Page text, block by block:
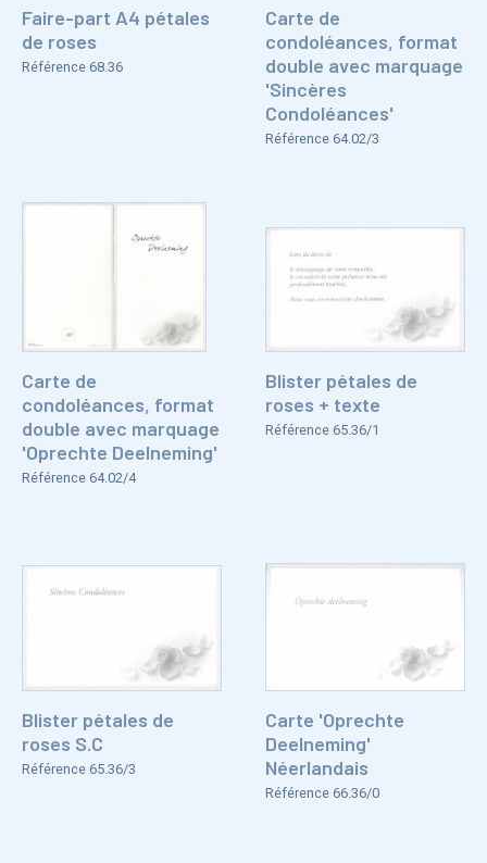
Faire-part A4 pétales
de roses
Référence 68.36
Carte de
condoléances, format
double avec marquage
'Sincères
Condoléances'
Référence 64.02/3
Carte de
condoléances, format
double avec marquage
'Oprechte Deelneming'
Référence 64.02/4
Blister pétales de
roses + texte
Référence 65.36/1
Blister pétales de
roses S.C
Référence 65.36/3
Carte 'Oprechte
Deelneming'
Néerlandais
Référence 66.36/0